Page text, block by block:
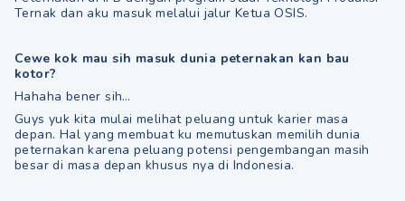
Ternak dan aku masuk melalui jalur Ketua OSIS.
Cewe kok mau sih masuk dunia peternakan kan bau
kotor?
Hahaha bener sih…
Guys yuk kita mulai melihat peluang untuk karier masa
depan. Hal yang membuat ku memutuskan memilih dunia
peternakan karena peluang potensi pengembangan masih
besar di masa depan khusus nya di Indonesia.